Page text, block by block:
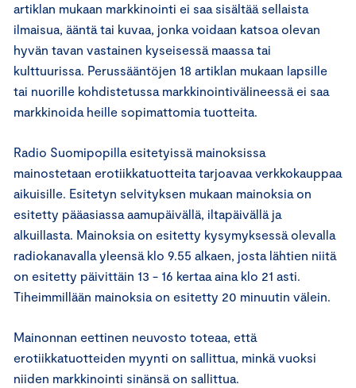
artiklan mukaan markkinointi ei saa sisältää sellaista
ilmaisua, ääntä tai kuvaa, jonka voidaan katsoa olevan
hyvän tavan vastainen kyseisessä maassa tai
kulttuurissa. Perussääntöjen 18 artiklan mukaan lapsille
tai nuorille kohdistetussa markkinointivälineessä ei saa
markkinoida heille sopimattomia tuotteita.
Radio Suomipopilla esitetyissä mainoksissa
mainostetaan erotiikkatuotteita tarjoavaa verkkokauppaa
aikuisille. Esitetyn selvityksen mukaan mainoksia on
esitetty pääasiassa aamupäivällä, iltapäivällä ja
alkuillasta. Mainoksia on esitetty kysymyksessä olevalla
radiokanavalla yleensä klo 9.55 alkaen, josta lähtien niitä
on esitetty päivittäin 13 - 16 kertaa aina klo 21 asti.
Tiheimmillään mainoksia on esitetty 20 minuutin välein.
Mainonnan eettinen neuvosto toteaa, että
erotiikkatuotteiden myynti on sallittua, minkä vuoksi
niiden markkinointi sinänsä on sallittua.